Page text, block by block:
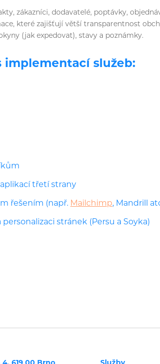
zákazníci, dodavatelé, poptávky,
které zajišťují větší transparentnost
(jak expedovat), stavy a poznámky.
implementací služeb:
třetí strany
řešením (např. Mailchimp, Mandrill
stránek (Persu a Soyka)